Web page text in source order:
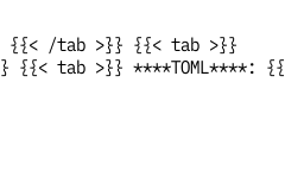
{{< /tab >}} {{< tab >}}
{{< tab >}} ****TOML****: